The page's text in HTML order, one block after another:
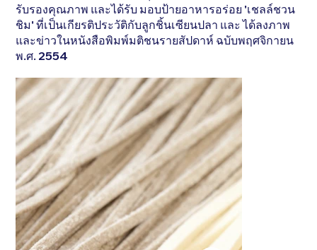
รับรองคุณภาพ และได้รับ มอบป้ายอาหารอร่อย 'เชลล์ชวน
ชิม' ที่เป็นเกียรติประวัติกับลูกชิ้นเซียนปลา และ ได้ลงภาพ
และข่าวในหนังสือพิมพ์มติชนรายสัปดาห์ ฉบับพฤศจิกายน
พ.ศ. 2554